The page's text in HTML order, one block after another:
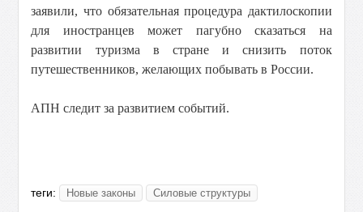
заявили, что обязательная процедура дактилоскопии
для иностранцев может пагубно сказаться на
развитии туризма в стране и снизить поток
путешественников, желающих побывать в России.
АПН следит за развитием событий.
теги: Новые законы Силовые структуры